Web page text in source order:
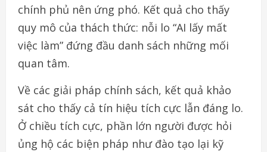
chính phủ nên ứng phó. Kết quả cho thấy
quy mô của thách thức: nỗi lo “AI lấy mất
việc làm” đứng đầu danh sách những mối
quan tâm.
Về các giải pháp chính sách, kết quả khảo
sát cho thấy cả tín hiệu tích cực lẫn đáng lo.
Ở chiều tích cực, phần lớn người được hỏi
ủng hộ các biện pháp như đào tạo lại kỹ